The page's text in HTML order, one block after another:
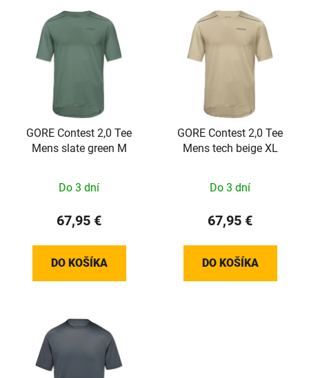
GORE Contest 2,0 Tee
Mens slate green M
Do 3 dní
67,95 €
DO KOŠÍKA
GORE Contest 2,0 Tee
Mens tech beige XL
Do 3 dní
67,95 €
DO KOŠÍKA